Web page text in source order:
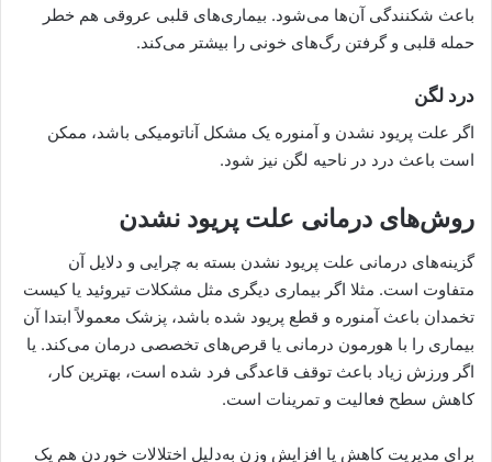
باعث شکنندگی آن‌ها می‌شود. بیماری‌های قلبی عروقی هم خطر
حمله قلبی و گرفتن رگ‌های خونی را بیشتر می‌کند.
درد لگن
اگر علت پریود نشدن و آمنوره یک مشکل آناتومیکی باشد، ممکن
است باعث درد در ناحیه لگن نیز شود.
روش‌های درمانی علت پریود نشدن
گزینه‌های درمانی علت پریود نشدن بسته به چرایی و دلایل آن
متفاوت است. مثلا اگر بیماری دیگری مثل مشکلات تیروئید یا کیست
تخمدان باعث آمنوره و قطع پریود شده باشد، پزشک معمولاً ابتدا آن
بیماری را با هورمون درمانی یا قرص‌های تخصصی درمان می‌کند. یا
اگر ورزش زیاد باعث توقف قاعدگی فرد شده است، بهترین کار،
کاهش سطح فعالیت و تمرینات است.
برای مدیریت کاهش یا افزایش وزن به‌دلیل اختلالات خوردن هم یک